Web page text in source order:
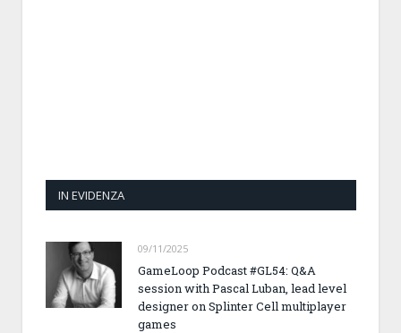
IN EVIDENZA
09/11/2025
GameLoop Podcast #GL54: Q&A
session with Pascal Luban, lead level
designer on Splinter Cell multiplayer
games